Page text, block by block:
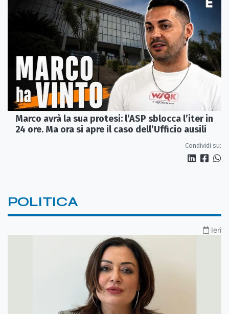
Marco avrà la sua protesi: l’ASP sblocca l’iter in
24 ore. Ma ora si apre il caso dell’Ufficio ausili
Condividi su:
POLITICA
Ieri